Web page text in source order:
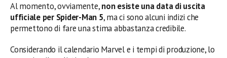
Al momento, ovviamente,non esiste una data di uscita
ufficiale per Spider-Man 5, ma ci sono alcuni indizi che
permettono di fare una stima abbastanza credibile.
Considerando il calendario Marvel e i tempi di produzione, lo